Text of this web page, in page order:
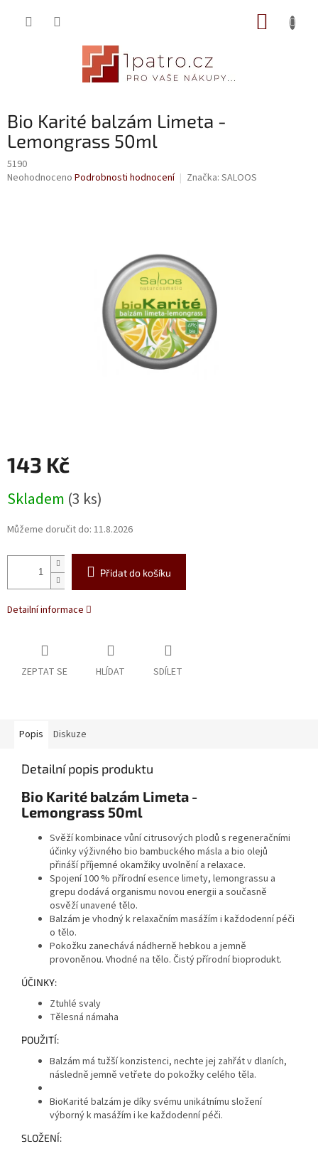
Bio Karité balzám Limeta -
Lemongrass 50ml
5190
Průměrné
Neohodnoceno Podrobnosti hodnocení Značka: SALOOS
143 Kč
cena:
Skladem (3 ks)
Můžeme doručit do: 11.8.2026
Přidat do košíku
Detailní informace
ZEPTAT SE HLÍDAT SDÍLET
Popis Diskuze
Detailní popis produktu
Bio Karité balzám Limeta -
Lemongrass 50ml
Svěží kombinace vůní citrusových plodů s regeneračními
účinky výživného bio bambuckého másla a bio olejů
přináší příjemné okamžiky uvolnění a relaxace.
Spojení 100 % přírodní esence limety, lemongrassu a
grepu dodává organismu novou energii a současně
osvěží unavené tělo.
Balzám je vhodný k relaxačním masážím i každodenní péči
o tělo.
Pokožku zanechává nádherně hebkou a jemně
provoněnou. Vhodné na tělo. Čistý přírodní bioprodukt.
ÚČINKY:
Ztuhlé svaly
Tělesná námaha
POUŽITÍ:
Balzám má tužší konzistenci, nechte jej zahřát v dlaních,
následně jemně vetřete do pokožky celého těla.
BioKarité balzám je díky svému unikátnímu složení
výborný k masážím i ke každodenní péči.
SLOŽENÍ: